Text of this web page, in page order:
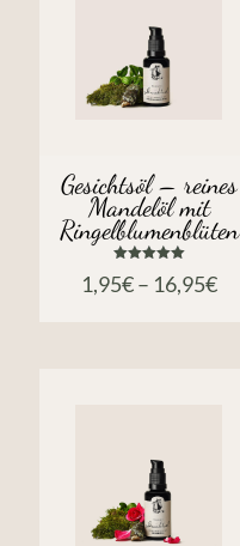
Gesichtsöl – reines
Mandelöl mit
Ringelblumenblüten
mit
1,95€– 16,95€